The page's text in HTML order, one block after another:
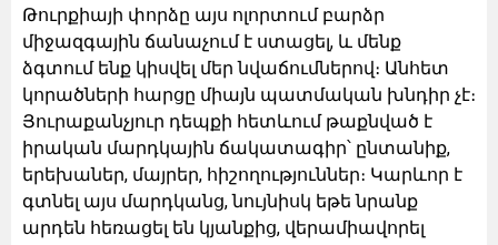
Թուրքիայի փորձը այս ոլորտում բարձր
միջազգային ճանաչում է ստացել, և մենք
ձգտում ենք կիսվել մեր նվաճումներով։ Անհետ
կորածների հարցը միայն պատմական խնդիր չէ։
Յուրաքանչյուր դեպքի հետևում թաքնված է
իրական մարդկային ճակատագիր՝ ընտանիք,
երեխաներ, մայրեր, հիշողություններ։ Կարևոր է
գտնել այս մարդկանց, նույնիսկ եթե նրանք
արդեն հեռացել են կյանքից, վերամիավորել